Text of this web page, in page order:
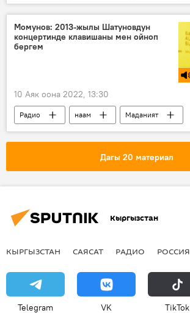
Марат Жуманалиев
кармоо
Момунов: 2013-жылы Шатуновдун
концертинде клавишаны мен ойноп
бергем
10 Аяк оона 2022, 13:30
Радио наам
Маданият
коррупция
Дагы 20 материал
Кыргызстан
КЫРГЫЗСТАН САЯСАТ РАДИО РОССИЯ
Telegram VK ТikТоk